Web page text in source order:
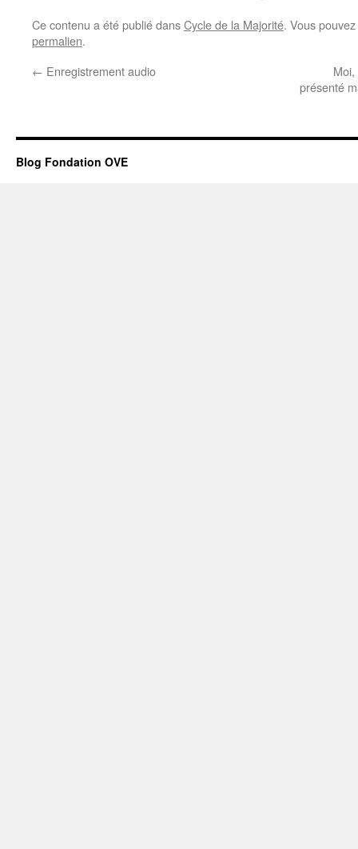
Ce contenu a été publié dansCycle de la Majorité. Vous
permalien.
← Enregistrement audio
présenté
Blog Fondation OVE